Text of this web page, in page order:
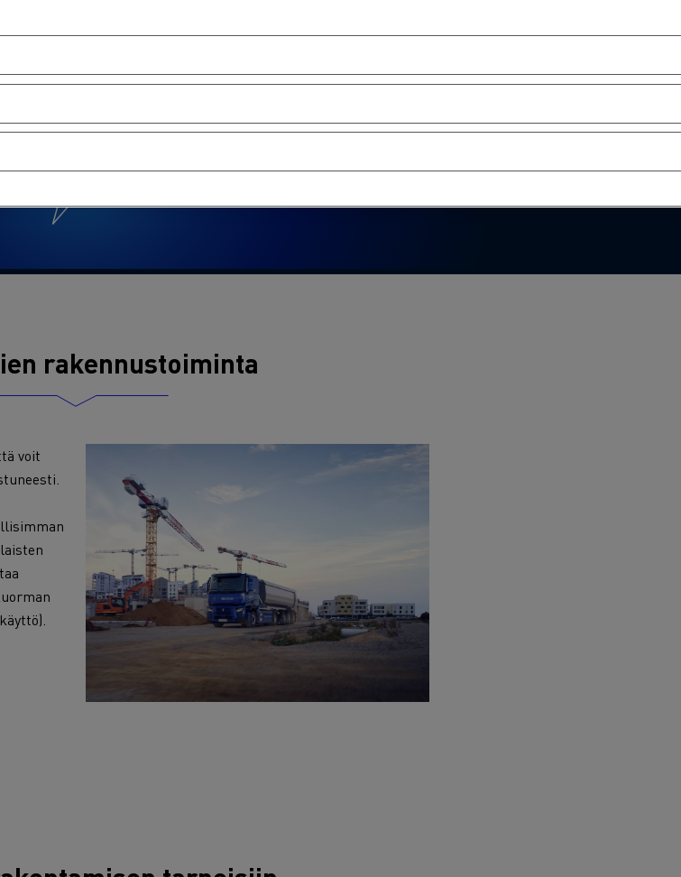
rakennustoiminta
voit